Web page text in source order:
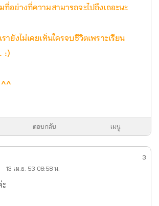
อย่างที่ความสามารถจะไปถึงเถอะนะ
ายังไม่เคยเห็นใครจบชีวิตเพราะเรียน
:)
^^
ตอบกลับ เมนู
13 เม.ย. 53 08:58 น.
3